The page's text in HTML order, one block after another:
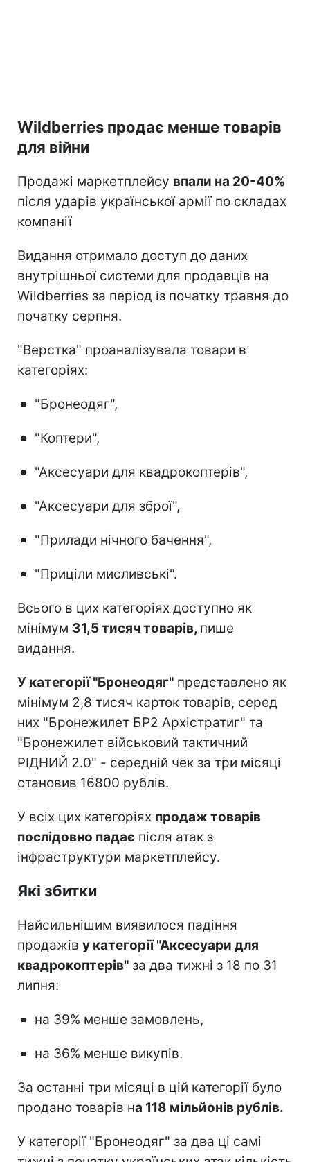
Wildberries продає менше товарів
для війни
Продажі маркетплейсу впали на 20-40%
після ударів української армії по складах
компанії
Видання отримало доступ до даних
внутрішньої системи для продавців на
Wildberries за період із початку травня до
початку серпня.
"Верстка" проаналізувала товари в
категоріях:
"Бронеодяг",
"Коптери",
"Аксесуари для квадрокоптерів",
"Аксесуари для зброї",
"Прилади нічного бачення",
"Приціли мисливські".
Всього в цих категоріях доступно як
мінімум 31,5 тисяч товарів, пише
видання.
У категорії "Бронеодяг" представлено як
мінімум 2,8 тисяч карток товарів, серед
них "Бронежилет БР2 Архістратиг" та
"Бронежилет військовий тактичний
РІДНИЙ 2.0" - середній чек за три місяці
становив 16800 рублів.
У всіх цих категоріях продаж товарів
послідовно падає після атак з
інфраструктури маркетплейсу.
Які збитки
Найсильнішим виявилося падіння
продажів у категорії "Аксесуари для
квадрокоптерів" за два тижні з 18 по 31
липня:
на 39% менше замовлень,
на 36% менше викупів.
За останні три місяці в цій категорії було
продано товарів на 118 мільйонів рублів.
У категорії "Бронеодяг" за два ці самі